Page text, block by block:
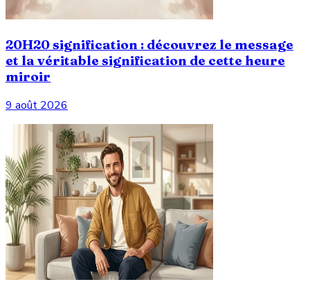
20H20 signification : découvrez le message
et la véritable signification de cette heure
miroir
9 août 2026